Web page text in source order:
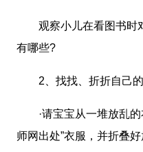
观察小儿在看图书时
有哪些?
2、找找、折折自己的
·请宝宝从一堆放乱的
师网出处”衣服，并折叠